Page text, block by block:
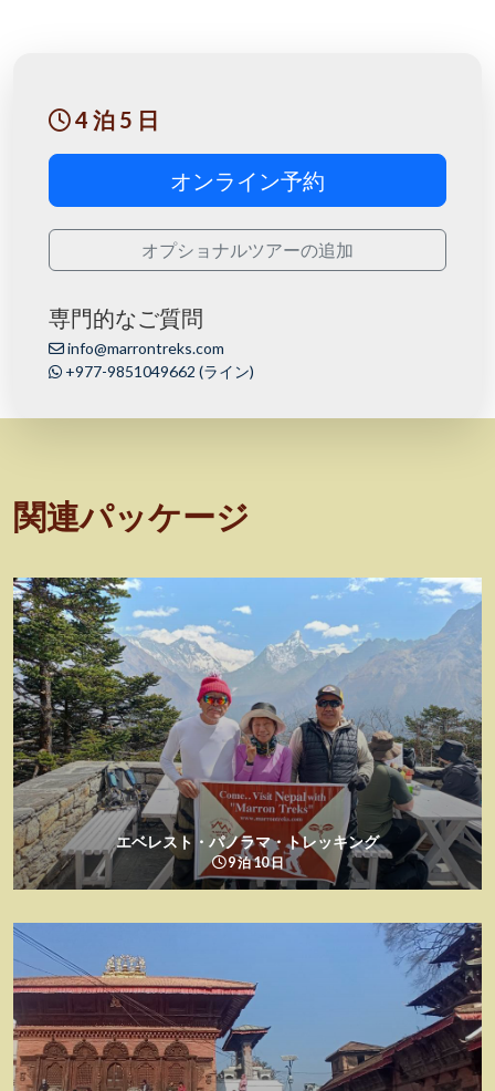
4 泊 5 日
オンライン予約
オプショナルツアーの追加
専門的なご質問
info@marrontreks.com
+977-9851049662 (ライン)
関連パッケージ
エベレスト・パノラマ・トレッキング
9 泊 10 日